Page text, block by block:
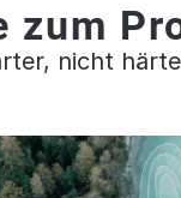
zum
nicht